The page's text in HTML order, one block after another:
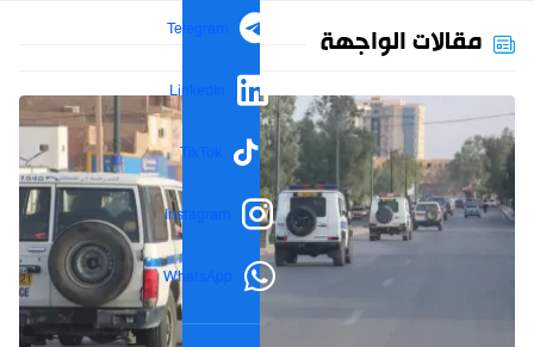
Telegram
LinkedIn
TikTok
Instagram
WhatsApp
مقالات الواجهة